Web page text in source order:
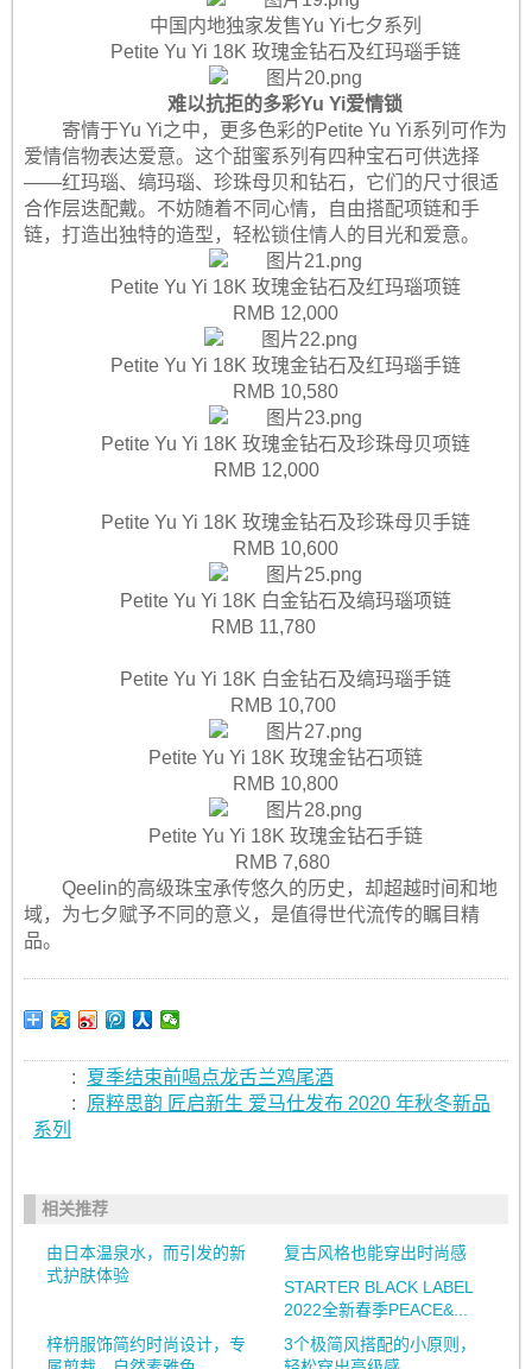
中国内地独家发售Yu Yi七夕系列
Petite Yu Yi 18K 玫瑰金钻石及红玛瑙手链
难以抗拒的多彩Yu Yi爱情锁
寄情于Yu Yi之中，更多色彩的Petite Yu Yi系列可作为
爱情信物表达爱意。这个甜蜜系列有四种宝石可供选择
——红玛瑙、缟玛瑙、珍珠母贝和钻石，它们的尺寸很适
合作层迭配戴。不妨随着不同心情，自由搭配项链和手
链，打造出独特的造型，轻松锁住情人的目光和爱意。
Petite Yu Yi 18K 玫瑰金钻石及红玛瑙项链
RMB 12,000
Petite Yu Yi 18K 玫瑰金钻石及红玛瑙手链
RMB 10,580
Petite Yu Yi 18K 玫瑰金钻石及珍珠母贝项链
RMB 12,000
Petite Yu Yi 18K 玫瑰金钻石及珍珠母贝手链
RMB 10,600
Petite Yu Yi 18K 白金钻石及缟玛瑙项链
RMB 11,780
Petite Yu Yi 18K 白金钻石及缟玛瑙手链
RMB 10,700
Petite Yu Yi 18K 玫瑰金钻石项链
RMB 10,800
Petite Yu Yi 18K 玫瑰金钻石手链
RMB 7,680
Qeelin的高级珠宝承传悠久的历史，却超越时间和地
域，为七夕赋予不同的意义，是值得世代流传的瞩目精
品。
:
夏季结束前喝点龙舌兰鸡尾酒
:
原粹思韵 匠启新生 爱马仕发布 2020 年秋冬新品
系列
相关推荐
由日本温泉水，而引发的新
式护肤体验
复古风格也能穿出时尚感
STARTER BLACK LABEL
2022全新春季PEACE&...
梓枬服饰简约时尚设计，专
3个极简风搭配的小原则，